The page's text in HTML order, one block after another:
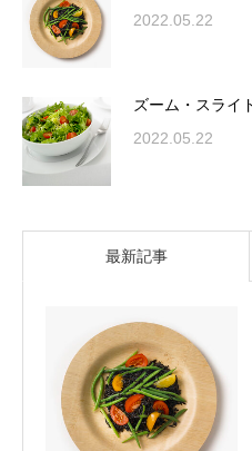
2022.05.22
ズーム・スライ
2022.05.22
最新記事